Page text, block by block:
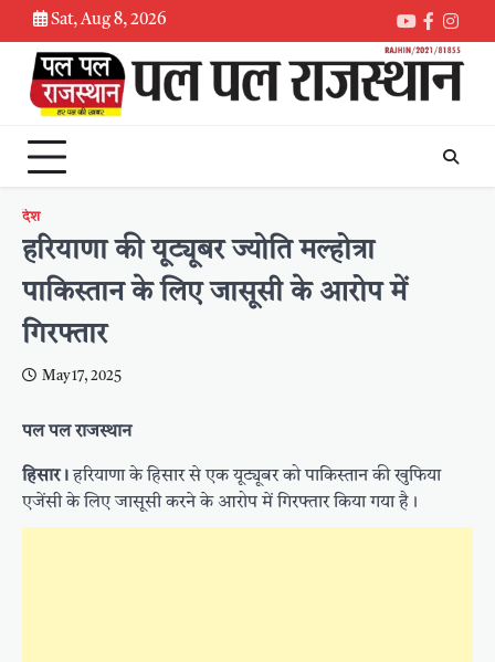
Skip
to
content
Sat, Aug 8, 2026
Youtube
देश
हरियाणा की यूट्यूबर ज्योति मल्होत्रा
पाकिस्तान के लिए जासूसी के आरोप में
गिरफ्तार
May 17, 2025
पल पल राजस्थान
हिसार।हरियाणा के हिसार से एक यूट्यूबर को पाकिस्तान की खुफिया
एजेंसी के लिए जासूसी करने के आरोप में गिरफ्तार किया गया है।